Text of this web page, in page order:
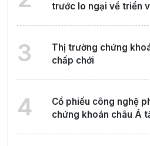
trước lo ngại về triển
3
Thị trường chứng
chấp chới
4
Cổ phiếu công nghệ
chứng khoán châu Á